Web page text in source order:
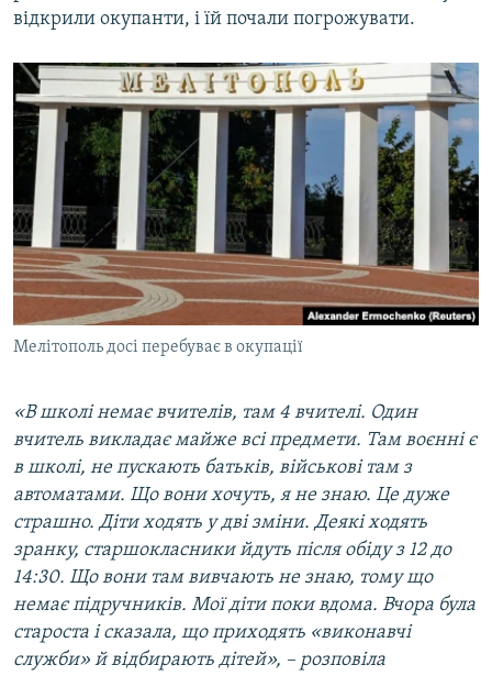
відкрили окупанти, і їй почали погрожувати.
Мелітополь досі перебуває в окупації
«В школі немає вчителів, там 4 вчителі. Один
вчитель викладає майже всі предмети. Там воєнні є
в школі, не пускають батьків, військові там з
автоматами. Що вони хочуть, я не знаю. Це дуже
страшно. Діти ходять у дві зміни. Деякі ходять
зранку, старшокласники йдуть після обіду з 12 до
14:30. Що вони там вивчають не знаю, тому що
немає підручників. Мої діти поки вдома. Вчора була
староста і сказала, що приходять «виконавчі
служби» й відбирають дітей», – розповіла